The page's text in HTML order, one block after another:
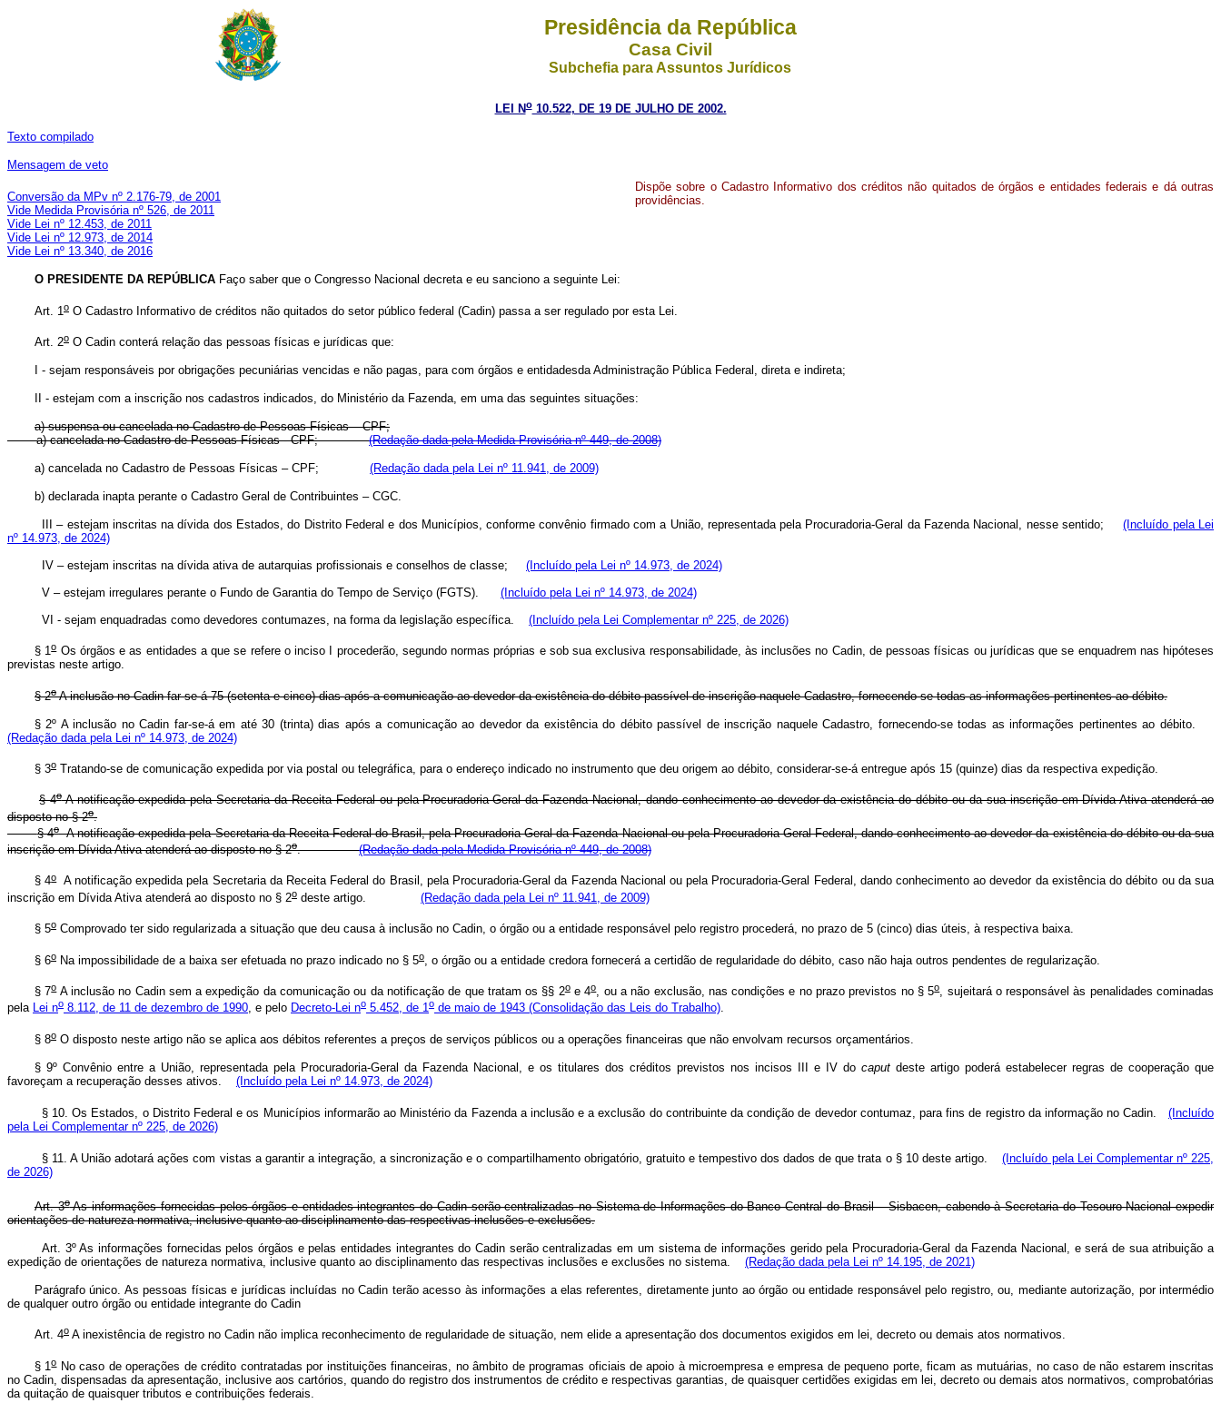
Presidência da República
Casa Civil
Subchefia para Assuntos Jurídicos
LEI No10.522, DE 19 DE JULHO DE 2002.
Texto compilado
Mensagem de veto
Conversão da MPv nº 2.176-79, de 2001
Vide Medida Provisória nº 526, de 2011
Vide Lei nº 12.453, de 2011
Vide Lei nº 12.973, de 2014
Vide Lei nº 13.340, de 2016
Dispõe sobre o Cadastro Informativo dos créditos não quitados de órgãos e entidades federais e dá outras
providências.
O PRESIDENTE DA REPÚBLICA Faço saber que o Congresso Nacional decreta e eu sanciono a seguinte Lei:
Art. 1 o O Cadastro Informativo de créditos não quitados do setor público federal (Cadin) passa a ser regulado por esta Lei.
Art. 2o O Cadin conterá relação das pessoas físicas e jurídicas que:
I - sejam responsáveis por obrigações pecuniárias vencidas e não pagas, para com órgãos e entidadesda Administração Pública Federal, direta e indireta;
II - estejam com a inscrição nos cadastros indicados, do Ministério da Fazenda, em uma das seguintes situações:
a) suspensa ou cancelada no Cadastro de Pessoas Físicas – CPF;
a) cancelada no Cadastro de Pessoas Físicas - CPF;(Redação dada pela Medida Provisória nº 449, de 2008)
a) cancelada no Cadastro de Pessoas Físicas –CPF; (Redação dada pela Lei nº 11.941, de 2009)
b) declarada inapta perante o Cadastro Geral de Contribuintes – CGC.
III – estejam inscritas na dívida dos Estados, do Distrito Federal e dos Municípios, conforme convênio firmado com a União, representada pela Procuradoria-Geral da Fazenda Nacional, nesse sentido;(Incluído pela Lei
nº 14.973, de 2024)
IV – estejam inscritas na dívida ativa de autarquias profissionais e conselhos de classe; (Incluído pela Lei nº 14.973, de 2024)
V – estejam irregulares perante o Fundo de Garantia do Tempo de Serviço (FGTS). (Incluído pela Lei nº 14.973, de 2024)
VI - sejam enquadradas como devedores contumazes, na forma da legislação específica. (Incluído pela Lei Complementar nº 225, de 2026)
§ 1oOs órgãos e as entidades a que se refere o inciso I procederão, segundo normas próprias e sob sua exclusiva responsabilidade, às inclusões no Cadin, de pessoas físicas ou jurídicas que se enquadrem nas hipóteses
previstas neste artigo.
§ 2oA inclusão no Cadin far-se-á 75 (setenta e cinco) dias após a comunicação ao devedor da existência do débito passível de inscrição naquele Cadastro, fornecendo-se todas as informações pertinentes ao débito.
§ 2º A inclusão no Cadin far-se-á em até 30 (trinta) dias após a comunicação ao devedor da existência do débito passível de inscrição naquele Cadastro, fornecendo-se todas as informações pertinentes ao débito.
(Redação dada pela Lei nº 14.973, de 2024)
§ 3o Tratando-se de comunicação expedida por via postal ou telegráfica, para o endereço indicado no instrumento que deu origem ao débito, considerar-se-á entregue após 15 (quinze) dias da respectiva expedição.
§ 4oA notificação expedida pela Secretaria da Receita Federal ou pela Procuradoria-Geral da Fazenda Nacional, dando conhecimento ao devedor da existência do débito ou da sua inscrição em Dívida Ativa atenderá ao
disposto no § 2o.
§ 4oA notificação expedida pela Secretaria da Receita Federal do Brasil, pela Procuradoria-Geral da Fazenda Nacional ou pela Procuradoria-Geral Federal, dando conhecimento ao devedor da existência do débito ou da sua
inscrição em Dívida Ativa atenderá ao disposto no § 2o.(Redação dada pela Medida Provisória nº 449, de 2008)
§ 4oA notificação expedida pela Secretaria da Receita Federal do Brasil, pela Procuradoria-Geral da Fazenda Nacional ou pela Procuradoria-Geral Federal, dando conhecimento ao devedor da existência do débito ou da sua
inscrição em Dívida Ativa atenderá ao disposto no § 2o deste artigo. (Redação dada pela Lei nº 11.941, de 2009)
§ 5o Comprovado ter sido regularizada a situação que deu causa à inclusão no Cadin, o órgão ou a entidade responsável pelo registro procederá, no prazo de 5 (cinco) dias úteis, à respectiva baixa.
§ 6o Na impossibilidade de a baixa ser efetuada no prazo indicado no § 5o , o órgão ou a entidade credora fornecerá a certidão de regularidade do débito, caso não haja outros pendentes de regularização.
§ 7oA inclusão no Cadin sem a expedição da comunicação ou da notificação de que tratam os §§ 2oe 4o, ou a não exclusão, nas condições e no prazo previstos no § 5o, sujeitará o responsável às penalidades cominadas
pela Lei no 8.112, de 11 de dezembro de 1990, e pelo Decreto-Lei no 5.452, de 1o de maio de 1943 (Consolidação das Leis do Trabalho).
§ 8o O disposto neste artigo não se aplica aos débitos referentes a preços de serviços públicos ou a operações financeiras que não envolvam recursos orçamentários.
§ 9º Convênio entre a União, representada pela Procuradoria-Geral da Fazenda Nacional, e os titulares dos créditos previstos nos incisos III e IV do caput deste artigo poderá estabelecer regras de cooperação que
favoreçam a recuperação desses ativos. (Incluído pela Lei nº 14.973, de 2024)
§ 10. Os Estados, o Distrito Federal e os Municípios informarão ao Ministério da Fazenda a inclusão e a exclusão do contribuinte da condição de devedor contumaz, para fins de registro da informação no Cadin. (Incluído
pela Lei Complementar nº 225, de 2026)
§ 11. A União adotará ações com vistas a garantir a integração, a sincronização e o compartilhamento obrigatório, gratuito e tempestivo dos dados de que trata o § 10 deste artigo.(Incluído pela Lei Complementar nº 225,
de 2026)
Art. 3oAs informações fornecidas pelos órgãos e entidades integrantes do Cadin serão centralizadas no Sistema de Informações do Banco Central do Brasil – Sisbacen, cabendo à Secretaria do Tesouro Nacional expedir
orientações de natureza normativa, inclusive quanto ao disciplinamento das respectivas inclusões e exclusões.
Art. 3º As informações fornecidas pelos órgãos e pelas entidades integrantes do Cadin serão centralizadas em um sistema de informações gerido pela Procuradoria-Geral da Fazenda Nacional, e será de sua atribuição a
expedição de orientações de natureza normativa, inclusive quanto ao disciplinamento das respectivas inclusões e exclusões no sistema. (Redação dada pela Lei nº 14.195, de 2021)
Parágrafo único. As pessoas físicas e jurídicas incluídas no Cadin terão acesso às informações a elas referentes, diretamente junto ao órgão ou entidade responsável pelo registro, ou, mediante autorização, por intermédio
de qualquer outro órgão ou entidade integrante do Cadin
Art. 4o A inexistência de registro no Cadin não implica reconhecimento de regularidade de situação, nem elide a apresentação dos documentos exigidos em lei, decreto ou demais atos normativos.
§ 1oNo caso de operações de crédito contratadas por instituições financeiras, no âmbito de programas oficiais de apoio à microempresa e empresa de pequeno porte, ficam as mutuárias, no caso de não estarem inscritas
no Cadin, dispensadas da apresentação, inclusive aos cartórios, quando do registro dos instrumentos de crédito e respectivas garantias, de quaisquer certidões exigidas em lei, decreto ou demais atos normativos, comprobatórias
da quitação de quaisquer tributos e contribuições federais.